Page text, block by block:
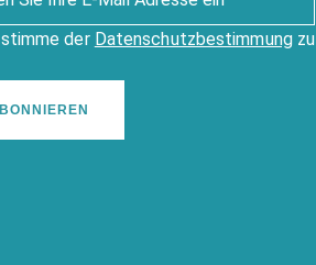
der Datenschutzbestimmungzu